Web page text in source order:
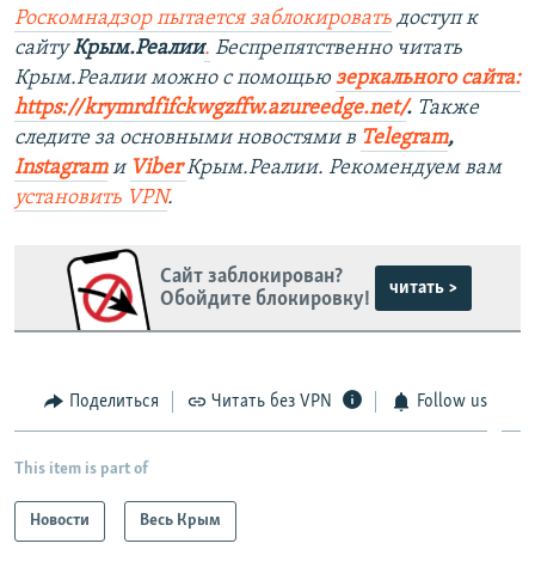
Роскомнадзор пытается заблокировать доступ к
сайтуКрым.Реалии. Беспрепятственно читать
Крым.Реалии можно с помощью зеркального сайта:
https://krymrdfifckwgzffw.azureedge.net/. ​ Также
следите за основными новостями в Telegram,
Instagram и ViberКрым.Реалии. Рекомендуем вам
установить VPN.
Сайт заблокирован?
Обойдите блокировку!
читать >
Поделиться Читать без VPN Follow us
This item is part of
Новости Весь Крым